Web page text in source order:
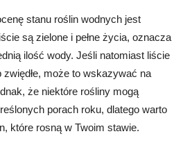
stanu roślin wodnych jest
są zielone i pełne życia, oznacza
ilość wody. Jeśli natomiast liście
zwiędłe, może to wskazywać na
że niektóre rośliny mogą
porach roku, dlatego warto
które rosną w Twoim stawie.